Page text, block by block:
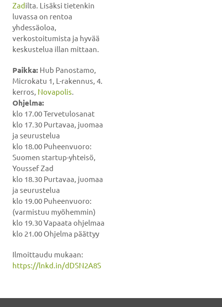
Zadilta. Lisäksi tietenkin
luvassa on rentoa
yhdessäoloa,
verkostoitumista ja hyvää
keskustelua illan mittaan.
Paikka: Hub Panostamo,
Microkatu 1, L-rakennus, 4.
kerros, Novapolis.
Ohjelma:
klo 17.00 Tervetulosanat
klo 17.30 Purtavaa, juomaa
ja seurustelua
klo 18.00 Puheenvuoro:
Suomen startup-yhteisö,
Youssef Zad
klo 18.30 Purtavaa, juomaa
ja seurustelua
klo 19.00 Puheenvuoro:
(varmistuu myöhemmin)
klo 19.30 Vapaata ohjelmaa
klo 21.00 Ohjelma päättyy
Ilmoittaudu mukaan:
https://lnkd.in/dDSN2A8S